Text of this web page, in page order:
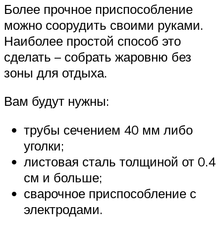
Более прочное приспособление
можно соорудить своими руками.
Наиболее простой способ это
сделать – собрать жаровню без
зоны для отдыха.
Вам будут нужны:
трубы сечением 40 мм либо
уголки;
листовая сталь толщиной от 0.4
см и больше;
сварочное приспособление с
электродами.